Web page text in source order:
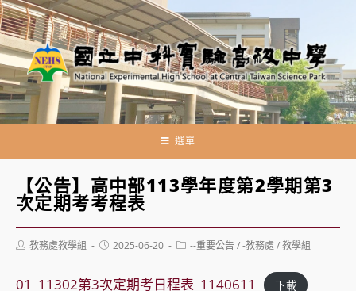
跳
轉
至
主
要
內
選單
【公告】高中部113學年度第2學期第3
次定期考考程表
Post教務處教學組
Post2025-06-20
Post--重要公告/-教務處 /教學組
01_11302第3次定期考日程表_1140611 下載